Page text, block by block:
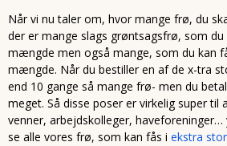
Når vi nu taler om, hvor mange frø, du
der er mange slags grøntsagsfrø, som
mængde men også mange, som du kan
mængde. Når du bestiller en af de x-tra
end 10 gange så mange frø- men du
meget. Så disse poser er virkelig super til
venner, arbejdskolleger, haveforeninger…
se alle vores frø, som kan fås i ekstra